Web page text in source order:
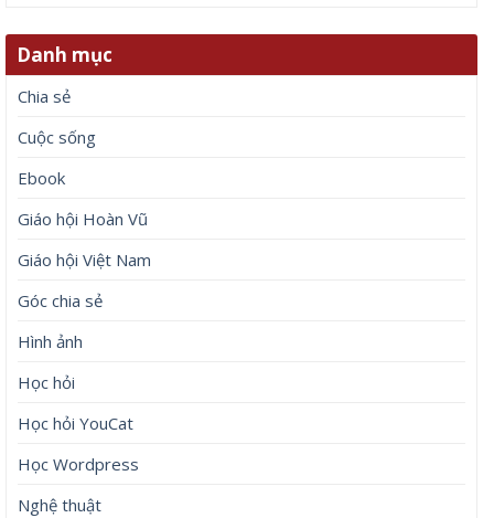
Danh mục
Chia sẻ
Cuộc sống
Ebook
Giáo hội Hoàn Vũ
Giáo hội Việt Nam
Góc chia sẻ
Hình ảnh
Học hỏi
Học hỏi YouCat
Học Wordpress
Nghệ thuật